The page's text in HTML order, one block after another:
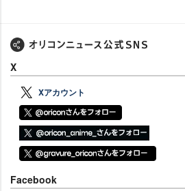
X
Xアカウント
Facebook